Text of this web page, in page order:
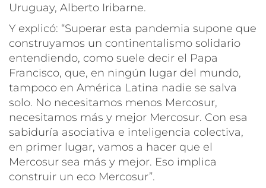
Uruguay, Alberto Iribarne.
Y explicó: “Superar esta pandemia supone que
construyamos un continentalismo solidario
entendiendo, como suele decir el Papa
Francisco, que, en ningún lugar del mundo,
tampoco en América Latina nadie se salva
solo. No necesitamos menos Mercosur,
necesitamos más y mejor Mercosur. Con esa
sabiduría asociativa e inteligencia colectiva,
en primer lugar, vamos a hacer que el
Mercosur sea más y mejor. Eso implica
construir un eco Mercosur”.